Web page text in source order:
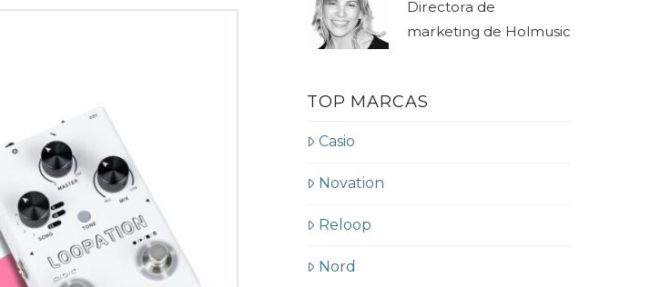
Directora de
marketing de Holmusic
TOP MARCAS
Casio
Novation
Reloop
Nord